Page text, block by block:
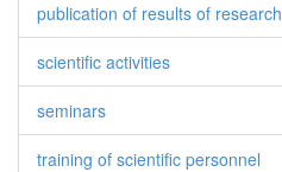
publication of results of research
scientific activities
seminars
training of scientific personnel